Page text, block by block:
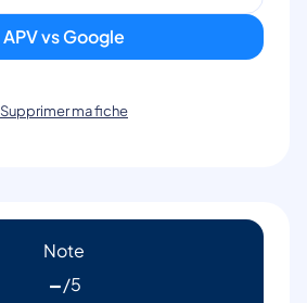
APV vs Google
Supprimer ma fiche
Note
-